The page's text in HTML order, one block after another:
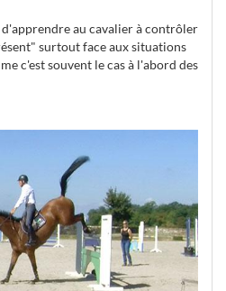
au cavalier à contrôler
surtout face aux situations
c'est souvent le cas à l'abord des